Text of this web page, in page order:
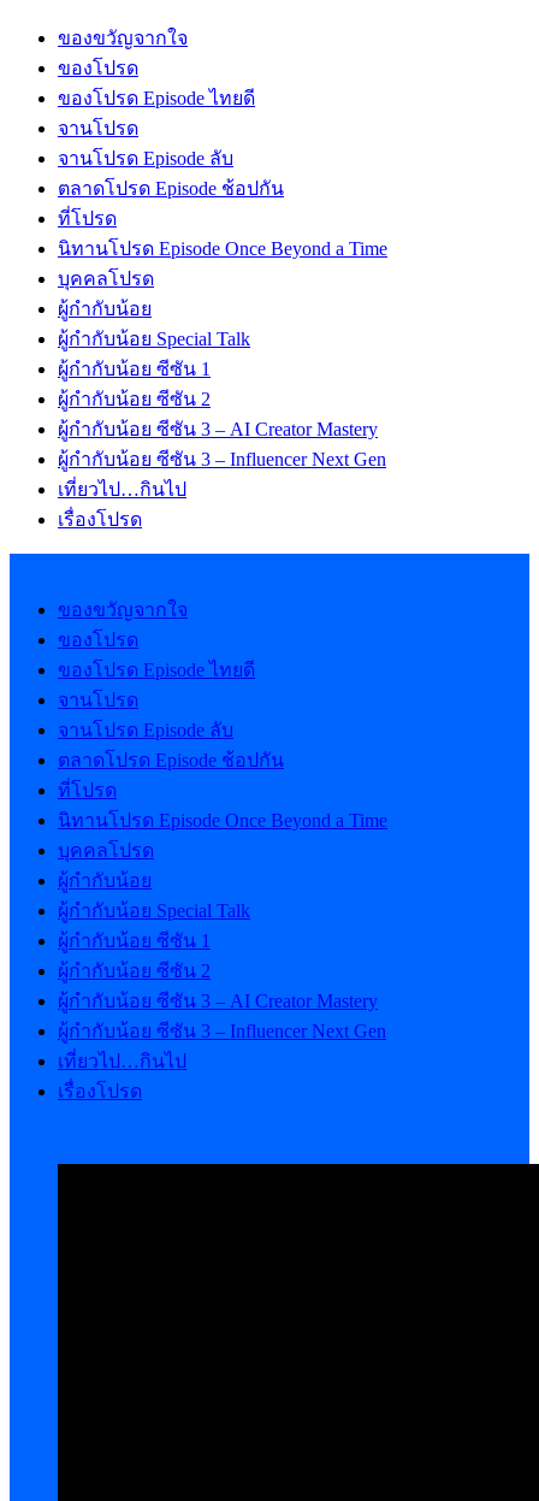
ของขวัญจากใจ
ของโปรด
ของโปรด Episode ไทยดี
จานโปรด
จานโปรด Episode ลับ
ตลาดโปรด Episode ช้อปกัน
ที่โปรด
นิทานโปรด Episode Once Beyond a Time
บุคคลโปรด
ผู้กำกับน้อย
ผู้กำกับน้อย Special Talk
ผู้กำกับน้อย ซีซัน 1
ผู้กำกับน้อย ซีซัน 2
ผู้กำกับน้อย ซีซัน 3 – AI Creator Mastery
ผู้กำกับน้อย ซีซัน 3 – Influencer Next Gen
เที่ยวไป…กินไป
เรื่องโปรด
ของขวัญจากใจ
ของโปรด
ของโปรด Episode ไทยดี
จานโปรด
จานโปรด Episode ลับ
ตลาดโปรด Episode ช้อปกัน
ที่โปรด
นิทานโปรด Episode Once Beyond a Time
บุคคลโปรด
ผู้กำกับน้อย
ผู้กำกับน้อย Special Talk
ผู้กำกับน้อย ซีซัน 1
ผู้กำกับน้อย ซีซัน 2
ผู้กำกับน้อย ซีซัน 3 – AI Creator Mastery
ผู้กำกับน้อย ซีซัน 3 – Influencer Next Gen
เที่ยวไป…กินไป
เรื่องโปรด